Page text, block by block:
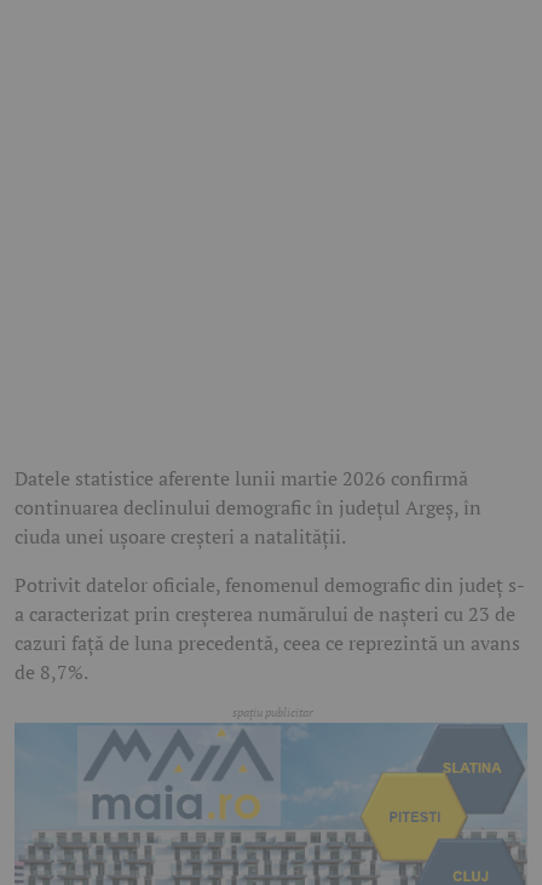
Datele statistice aferente lunii martie 2026 confirmă
continuarea declinului demografic în județul Argeș, în
ciuda unei ușoare creșteri a natalității.
Potrivit datelor oficiale, fenomenul demografic din județ s-
a caracterizat prin creșterea numărului de nașteri cu 23 de
cazuri față de luna precedentă, ceea ce reprezintă un avans
de 8,7%.